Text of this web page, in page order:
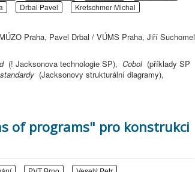
Drbal Pavel
Kretschmer Michal
Praha, Pavel Drbal / VÚMS Praha, Jiří Suchomel
(! Jacksonova technologie SP), Cobol (příklady SP
(Jacksonovy strukturální diagramy),
of programs" pro konstrukci